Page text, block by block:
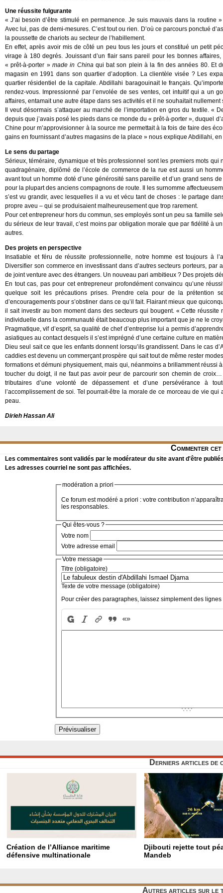
Une réussite fulgurante
« J’ai besoin d’être stimulé en permanence. Je suis mauvais dans la routine
Avec lui, pas de demi-mesures. C’est tout ou rien. D’où ce parcours ponctué
la poussette de chariots au secteur de l’habillement.
En effet, après avoir mis de côté un peu tous les jours et constitué un petit
virage à 180 degrés. Jouissant d’un flair sans pareil pour les bonnes
« prêt-à-porter » made in Chinaqui bat son plein à la fin des années 80. Et
magasin en 1991 dans son quartier d’adoption. La clientèle visée ? Les
quartier résidentiel de la capitale. Abdillahi baragouinait le français.
rendez-vous. Impressionné par l’envolée de ses ventes, cet intuitif qui a un
affaires, entamait une autre étape dans ses activités et il ne souhaitait nullement
Il veut désormais s’attaquer au marché de l’importation en gros du textile.
depuis que j’avais posé les pieds dans ce monde du « prêt-à-porter », duquel
Chine pour m’approvisionner à la source me permettait à la fois de faire des
gains en fournissant d’autres magasins de la place » nous explique Abdillahi,
Le sens du partage
Sérieux, téméraire, dynamique et très professionnel sont les premiers mots
quadragénaire, diplômé de l’école de commerce de la rue est aussi un
avant tout un homme doté d’une générosité sans pareille et d’un grand sens
pour la plupart des anciens compagnons de route. Il les surnomme
s’est vu grandir, avec lesquelles il a vu et vécu tant de choses : le partage
propre aveu – qui se produisaient malheureusement que trop rarement.
Pour cet entrepreneur hors du commun, ses employés sont un peu sa famille
du sérieux de leur travail, c’est moins par obligation morale que par fidélité à
autres.
Des projets en perspective
Insatiable et féru de réussite professionnelle, notre homme est toujours à
Diversifier son commerce en investissant dans d’autres secteurs porteurs,
de joint venture avec des étrangers. Un nouveau pari ambitieux ? Des projets
En tout cas, pas pour cet entrepreneur profondément convaincu qu’une
quelque soit les précautions prises. Prendre cela pour de la prétention
d’encouragements pour s’obstiner dans ce qu’il fait. Flairant mieux que
il sait investir au bon moment dans des secteurs qui bougent. « Cette réussite
individuelle dans la communauté était beaucoup plus important que je ne le
Pragmatique, vif d’esprit, sa qualité de chef d’entreprise lui a permis
asiatiques au contact desquels il s’est imprégné d’une certaine culture en
Dieu seul sait ce que les enfants donnent lorsqu’ils grandissent. Dans le cas
caddies est devenu un commerçant prospère qui sait tout de même rester
formations et démuni physiquement, mais qui, néanmoins a brillamment réussi
toucher du doigt, il ne faut pas avoir peur de parcourir son chemin de
tributaires d’une volonté de dépassement et d’une persévérance à
l’accomplissement de soi. Tel pourrait-être la morale de ce morceau de vie
peau.
Dirieh Hassan Ali
Commenter
Les commentaires sont validés par le modérateur du site avant d'être
Les adresses courriel ne sont pas affichées.
modération a priori
Ce forum est modéré a priori : votre contribution
les responsables.
Qui êtes-vous ?
Votre nom
Votre adresse email
Votre message
Titre (obligatoire)
Texte de votre message (obligatoire)
Pour créer des paragraphes, laissez simplement des lignes
Derniers articles de
Création de l’Alliance maritime
défensive multinationale
Djibouti rejette tout
Mandeb
Autres articles sur le